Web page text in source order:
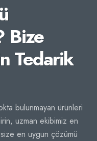
Bize
Tedarik
bulunmayan ürünleri
uzman ekibimiz en
en uygun çözümü